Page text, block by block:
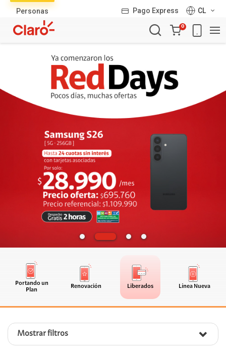
Personas Pago Express
CL
Carro
de
0
Portando un
Plan
Renovación Liberados Línea Nueva
Mostrar filtros
productos